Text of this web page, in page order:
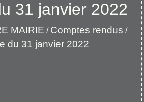
31 janvier 2022
MAIRIE / Comptes rendus /
du 31 janvier 2022